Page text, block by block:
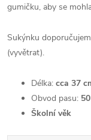
gumičku, aby se
Sukýnku
(vyvětrat).
Délka: cca 37
Obvod pasu:
Školní věk